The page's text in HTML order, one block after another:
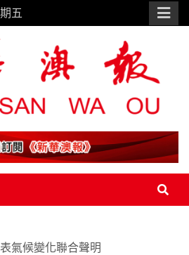
五
氣候變化聯合聲明